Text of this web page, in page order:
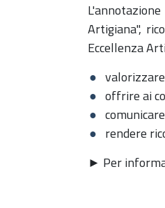
Artigiana",
Eccellenza
offrire ai
rendere
► Per